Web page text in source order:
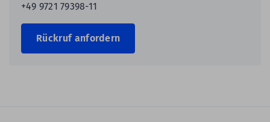
+49 9721 79398-11
Rückruf anfordern